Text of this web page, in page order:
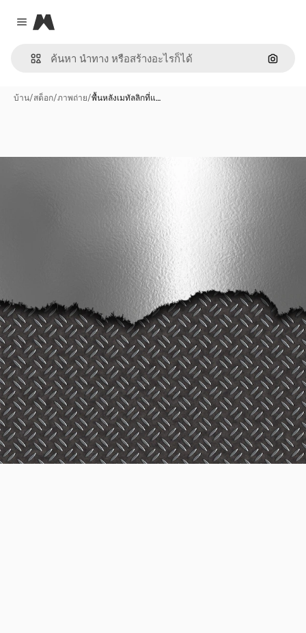
Close menu
Magnific
ค้นหา
บ้าน/สต็อก/ภาพถ่าย/พื้นหลังเมทัลลิกที่แ…